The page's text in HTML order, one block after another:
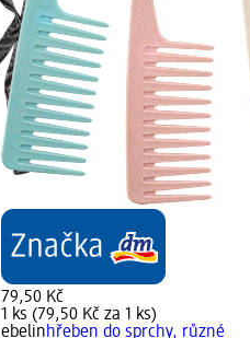
79,50 Kč
1 ks (79,50 Kč za 1 ks)
ebelinhřeben do sprchy, různé